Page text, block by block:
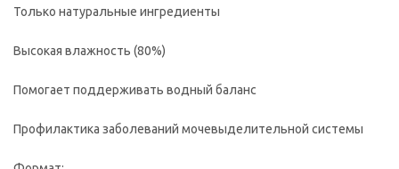
Только натуральные ингредиенты
Высокая влажность (80%)
Помогает поддерживать водный баланс
Профилактика заболеваний мочевыделительной системы